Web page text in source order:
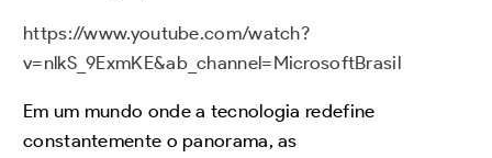
https://www.youtube.com/watch?
v=nlkS_9ExmKE&ab_channel=MicrosoftBrasil
Em um mundo onde a tecnologia redefine
constantemente o panorama, as